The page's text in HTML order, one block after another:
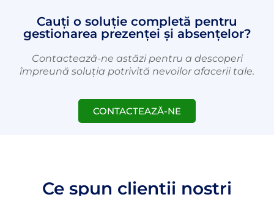
Cauți o soluție completă pentru
gestionarea prezenței și absențelor?
Contactează-ne astăzi pentru a descoperi
împreună soluția potrivită nevoilor afacerii tale.
CONTACTEAZĂ-NE
Ce spun clienții noștri